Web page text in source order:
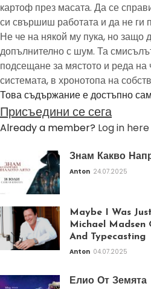
картоф през масата. Да се
си свършиш работата и да не ги
Не че на някой му пука, но защо
допълнително с шум. Та
подсещане за мястото и реда
системата, в хронотопа на
Това съдържание е достъпно
Присъедини се сега
Already a member? Log in here
Знам Какво
Anton 24.07.2025
Maybe I Was
Michael Madsen
And Typecasting
Anton 04.07.2025
Елио От Земята